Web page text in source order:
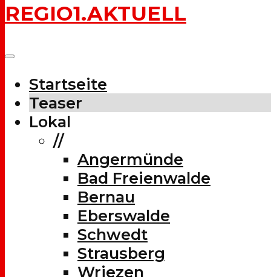
REGIO1.AKTUELL
Startseite
Teaser
Lokal
//
Angermünde
Bad Freienwalde
Bernau
Eberswalde
Schwedt
Strausberg
Wriezen